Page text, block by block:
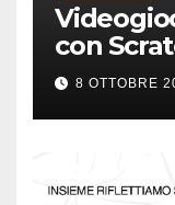
con
8 OTTOBRE